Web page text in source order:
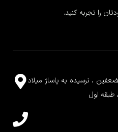
را تجربه کنید.
، نرسیده به پاساژ میلاد